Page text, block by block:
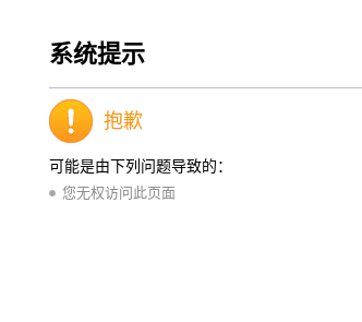
系统提示
抱歉
可能是由下列问题导致的：
您无权访问此页面